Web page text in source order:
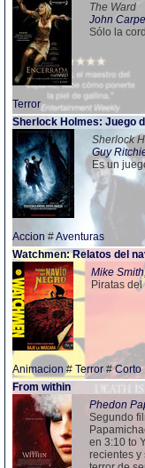
The Ward
John
Sólo la
Terror
Sherlock Holmes: Juego
Sherlock
Guy
Es un
Accion #Aventuras
Watchmen: Relatos del
Mike
Piratas
Animacion # Terror #Corto
From within
Phedon
Segundo
en 3:10 to
recientes y